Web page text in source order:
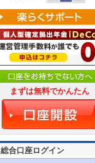
まずは無料でかんたん
総合口座ログイン